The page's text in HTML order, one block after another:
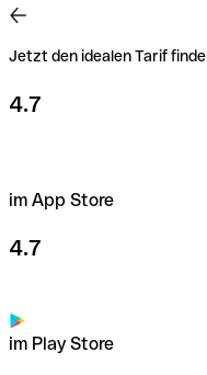
Jetzt den idealen Tarif
4.7
im App Store
4.7
im Play Store